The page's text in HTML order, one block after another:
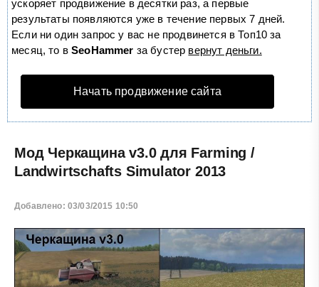
ускоряет продвижение в десятки раз, а первые
результаты появляются уже в течение первых 7 дней.
Если ни один запрос у вас не продвинется в Топ10 за
месяц, то вSeoHammer за бустер вернут деньги.
Начать продвижение сайта
Мод Черкащина v3.0 для Farming /
Landwirtschafts Simulator 2013
Добавлено: 03/03/2015 10:50